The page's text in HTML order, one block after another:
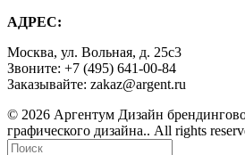
АДРЕС:
Москва, ул. Вольная, д. 25с3
Звоните: +7 (495) 641-00-84
Заказывайте: zakaz@argent.ru
© 2026 Аргентум Дизайн
графического дизайна.. All rights